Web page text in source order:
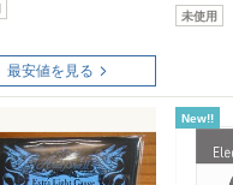
最安値を見る
未使用
New!!